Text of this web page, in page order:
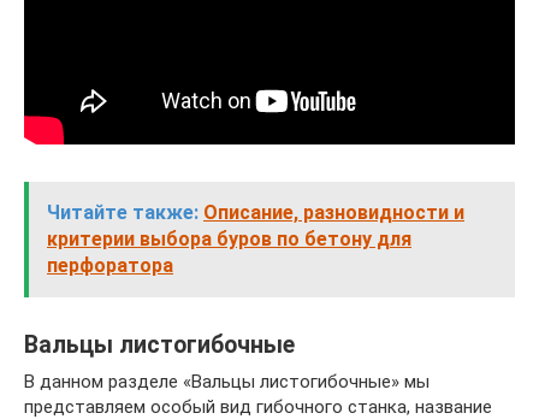
Читайте также: Описание, разновидности и
критерии выбора буров по бетону для
перфоратора
Вальцы листогибочные
В данном разделе «Вальцы листогибочные» мы
представляем особый вид гибочного станка, название